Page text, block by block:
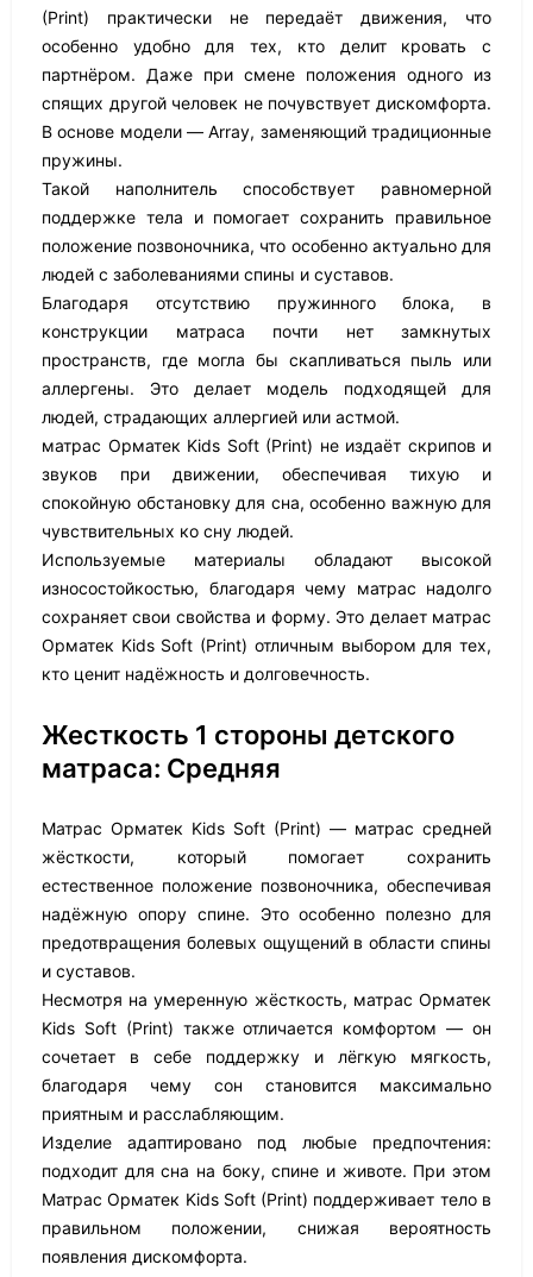
(Print) практически не передаёт движения, что
особенно удобно для тех, кто делит кровать с
партнёром. Даже при смене положения одного из
спящих другой человек не почувствует дискомфорта.
В основе модели — Array, заменяющий традиционные
пружины.
Такой наполнитель способствует равномерной
поддержке тела и помогает сохранить правильное
положение позвоночника, что особенно актуально для
людей с заболеваниями спины и суставов.
Благодаря отсутствию пружинного блока, в
конструкции матраса почти нет замкнутых
пространств, где могла бы скапливаться пыль или
аллергены. Это делает модель подходящей для
людей, страдающих аллергией или астмой.
матрас Орматек Kids Soft (Print) не издаёт скрипов и
звуков при движении, обеспечивая тихую и
спокойную обстановку для сна, особенно важную для
чувствительных ко сну людей.
Используемые материалы обладают высокой
износостойкостью, благодаря чему матрас надолго
сохраняет свои свойства и форму. Это делает матрас
Орматек Kids Soft (Print) отличным выбором для тех,
кто ценит надёжность и долговечность.
Жесткость 1 стороны детского
матраса: Средняя
Матрас Орматек Kids Soft (Print) — матрас средней
жёсткости, который помогает сохранить
естественное положение позвоночника, обеспечивая
надёжную опору спине. Это особенно полезно для
предотвращения болевых ощущений в области спины
и суставов.
Несмотря на умеренную жёсткость, матрас Орматек
Kids Soft (Print) также отличается комфортом — он
сочетает в себе поддержку и лёгкую мягкость,
благодаря чему сон становится максимально
приятным и расслабляющим.
Изделие адаптировано под любые предпочтения:
подходит для сна на боку, спине и животе. При этом
Матрас Орматек Kids Soft (Print) поддерживает тело в
правильном положении, снижая вероятность
появления дискомфорта.